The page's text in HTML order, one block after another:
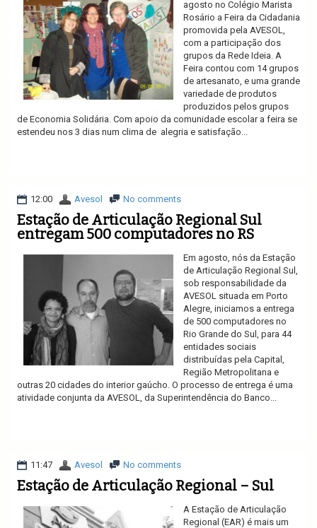
agosto no Colégio Marista
Rosário a Feira da Cidadania
promovida pela AVESOL,
com a participação dos
grupos da Rede Ideia. A
Feira contou com 14 grupos
de artesanato, e uma grande
variedade de produtos
produzidos pelos grupos
de Economia Solidária. Com apoio da comunidade escolar a feira se
estendeu nos 3 dias num clima de alegria e satisfação...
12:00 Avesol No comments
Estação de Articulação Regional Sul
entregam 500 computadores no RS
Em agosto, nós da Estação
de Articulação Regional Sul,
sob responsabilidade da
AVESOL situada em Porto
Alegre, iniciamos a entrega
de 500 computadores no
Rio Grande do Sul, para 44
entidades sociais
distribuídas pela Capital,
Região Metropolitana e
outras 20 cidades do interior gaúcho. O processo de entrega é uma
atividade conjunta da AVESOL, da Superintendência do Banco...
11:47 Avesol No comments
Estação de Articulação Regional – Sul
A Estação de Articulação
Regional (EAR) é mais um